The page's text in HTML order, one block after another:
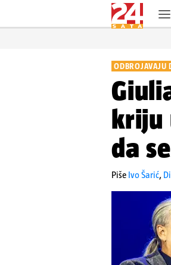
ODBROJAVAJU
kriju
da
Piše Ivo Šarić,